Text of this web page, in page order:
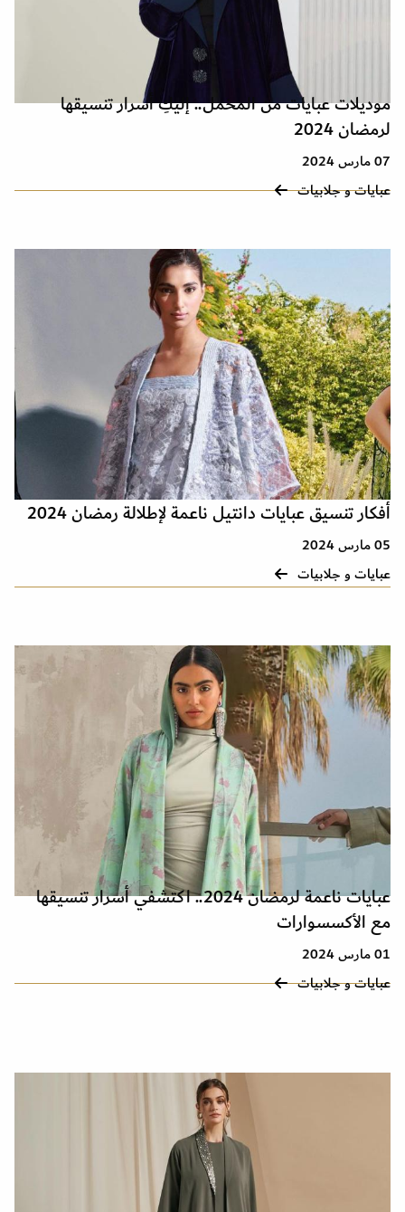
موديلات عبايات من المخمل.. إليكِ أسرار تنسيقها
لرمضان 2024
07 مارس 2024
عبايات و جلابيات
أفكار تنسيق عبايات دانتيل ناعمة لإطلالة رمضان 2024
05 مارس 2024
عبايات و جلابيات
عبايات ناعمة لرمضان 2024.. اكتشفي أسرار تنسيقها
مع الأكسسوارات
01 مارس 2024
عبايات و جلابيات